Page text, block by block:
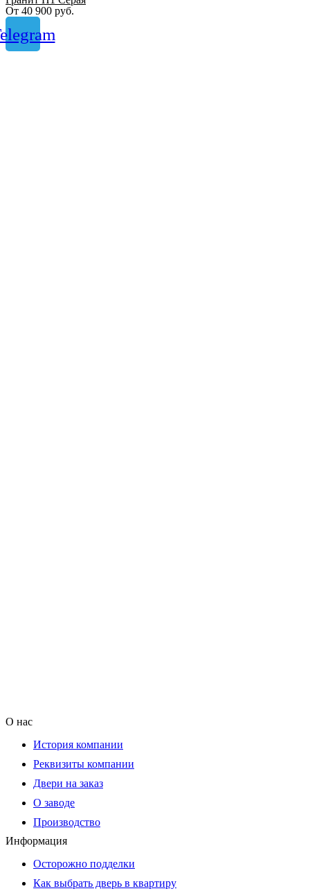
От 40 900 руб.
О нас
История компании
Реквизиты компании
Двери на заказ
О заводе
Производство
Информация
Осторожно подделки
Как выбрать дверь в квартиру